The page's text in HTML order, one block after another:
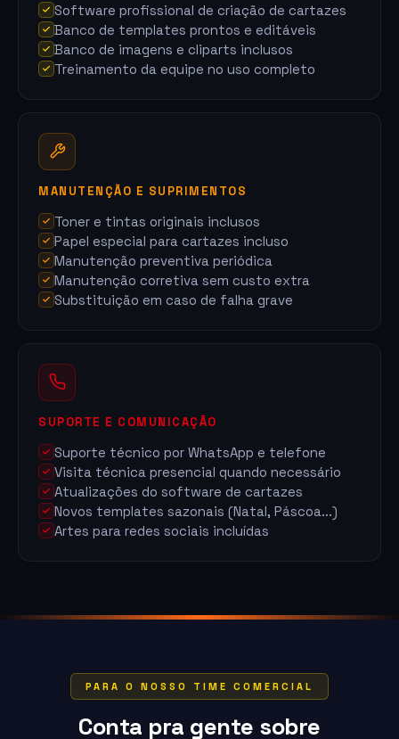
Software profissional de criação de cartazes
Banco de templates prontos e editáveis
Banco de imagens e cliparts inclusos
Treinamento da equipe no uso completo
MANUTENÇÃO E SUPRIMENTOS
Toner e tintas originais inclusos
Papel especial para cartazes incluso
Manutenção preventiva periódica
Manutenção corretiva sem custo extra
Substituição em caso de falha grave
SUPORTE E COMUNICAÇÃO
Suporte técnico por WhatsApp e telefone
Visita técnica presencial quando necessário
Atualizações do software de cartazes
Novos templates sazonais (Natal, Páscoa...)
Artes para redes sociais incluídas
PARA O NOSSO TIME COMERCIAL
Conta pra gente sobre